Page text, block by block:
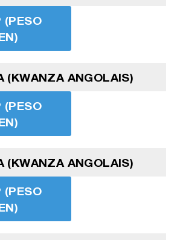
(PESO
(KWANZA ANGOLAIS)
(PESO
(KWANZA ANGOLAIS)
(PESO